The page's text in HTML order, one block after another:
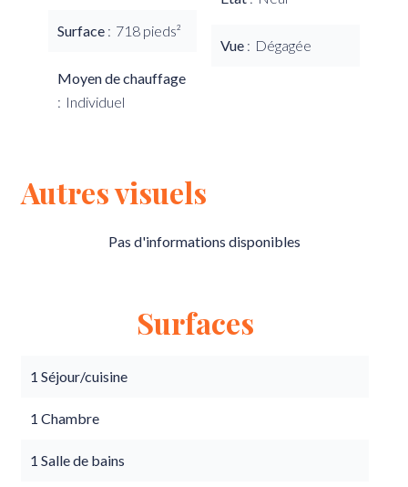
Surface 718 pieds²
Moyen de chauffage
Individuel
Vue Dégagée
Autres visuels
Pas d'informations disponibles
Surfaces
1 Séjour/cuisine
1 Chambre
1 Salle de bains